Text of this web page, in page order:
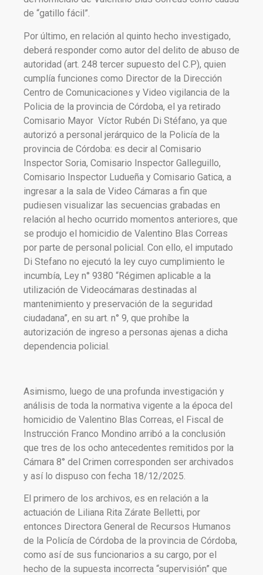
de “gatillo fácil”.
Por último, en relación al quinto hecho investigado,
deberá responder como autor del delito de abuso de
autoridad (art. 248 tercer supuesto del C.P), quien
cumplía funciones como Director de la Dirección
Centro de Comunicaciones y Video vigilancia de la
Policia de la provincia de Córdoba, el ya retirado
Comisario Mayor Víctor Rubén Di Stéfano, ya que
autorizó a personal jerárquico de la Policía de la
provincia de Córdoba: es decir al Comisario
Inspector Soria, Comisario Inspector Galleguillo,
Comisario Inspector Ludueña y Comisario Gatica, a
ingresar a la sala de Video Cámaras a fin que
pudiesen visualizar las secuencias grabadas en
relación al hecho ocurrido momentos anteriores, que
se produjo el homicidio de Valentino Blas Correas
por parte de personal policial. Con ello, el imputado
Di Stefano no ejecutó la ley cuyo cumplimiento le
incumbía, Ley n° 9380 “Régimen aplicable a la
utilización de Videocámaras destinadas al
mantenimiento y preservación de la seguridad
ciudadana”, en su art. n° 9, que prohíbe la
autorización de ingreso a personas ajenas a dicha
dependencia policial.
Asimismo, luego de una profunda investigación y
análisis de toda la normativa vigente a la época del
homicidio de Valentino Blas Correas, el Fiscal de
Instrucción Franco Mondino arribó a la conclusión
que tres de los ocho antecedentes remitidos por la
Cámara 8° del Crimen corresponden ser archivados
y así lo dispuso con fecha 18/12/2025.
El primero de los archivos, es en relación a la
actuación de Liliana Rita Zárate Belletti, por
entonces Directora General de Recursos Humanos
de la Policía de Córdoba de la provincia de Córdoba,
como así de sus funcionarios a su cargo, por el
hecho de la supuesta incorrecta “supervisión” que